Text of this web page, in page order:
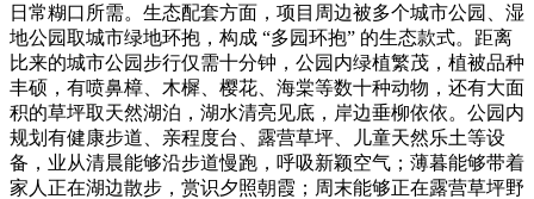
日常糊口所需。生态配套方面，项目周边被多个城市公园、湿
地公园取城市绿地环抱，构成 “多园环抱” 的生态款式。距离
比来的城市公园步行仅需十分钟，公园内绿植繁茂，植被品种
丰硕，有喷鼻樟、木樨、樱花、海棠等数十种动物，还有大面
积的草坪取天然湖泊，湖水清亮见底，岸边垂柳依依。公园内
规划有健康步道、亲程度台、露营草坪、儿童天然乐土等设
备，业从清晨能够沿步道慢跑，呼吸新颖空气；薄暮能够带着
家人正在湖边散步，赏识夕照朝霞；周末能够正在露营草坪野